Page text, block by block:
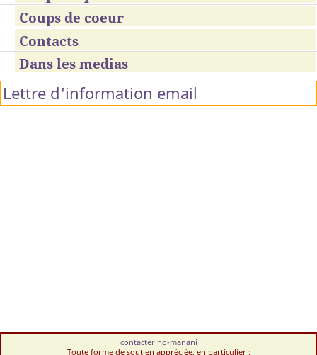
Coups de coeur
Contacts
Dans les medias
Lettre d'information email
contacter no-manani
Toute forme de soutien appréciée, en particulier :